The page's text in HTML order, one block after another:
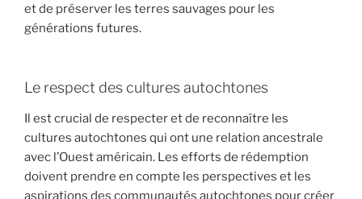
et de préserver les terres sauvages pour les
générations futures.
Le respect des cultures autochtones
Il est crucial de respecter et de reconnaître les
cultures autochtones qui ont une relation ancestrale
avec l’Ouest américain. Les efforts de rédemption
doivent prendre en compte les perspectives et les
aspirations des communautés autochtones pour créer